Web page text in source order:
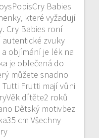
Babies
které vyžadují
Cry Babies roní
autentické zvuky
objímání je lék na
je oblečená do
můžete snadno
Frutti mají vůni
dítěte2 roků
Dětský motivbez
cm Všechny